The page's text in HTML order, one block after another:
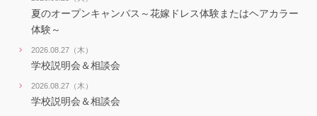
夏のオープンキャンパス～花嫁ドレス体験またはヘアカラー
体験～
2026.08.27（木）
学校説明会＆相談会
2026.08.27（木）
学校説明会＆相談会